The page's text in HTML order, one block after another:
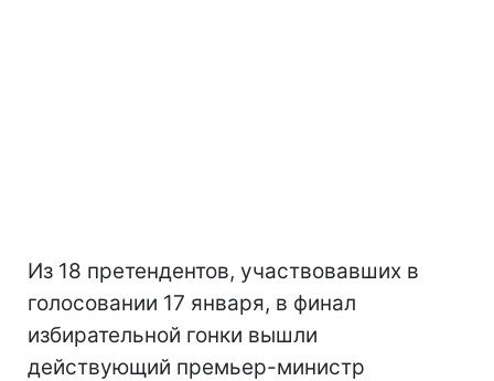
Из 18 претендентов, участвовавших в
голосовании 17 января, в финал
избирательной гонки вышли
действующий премьер-министр